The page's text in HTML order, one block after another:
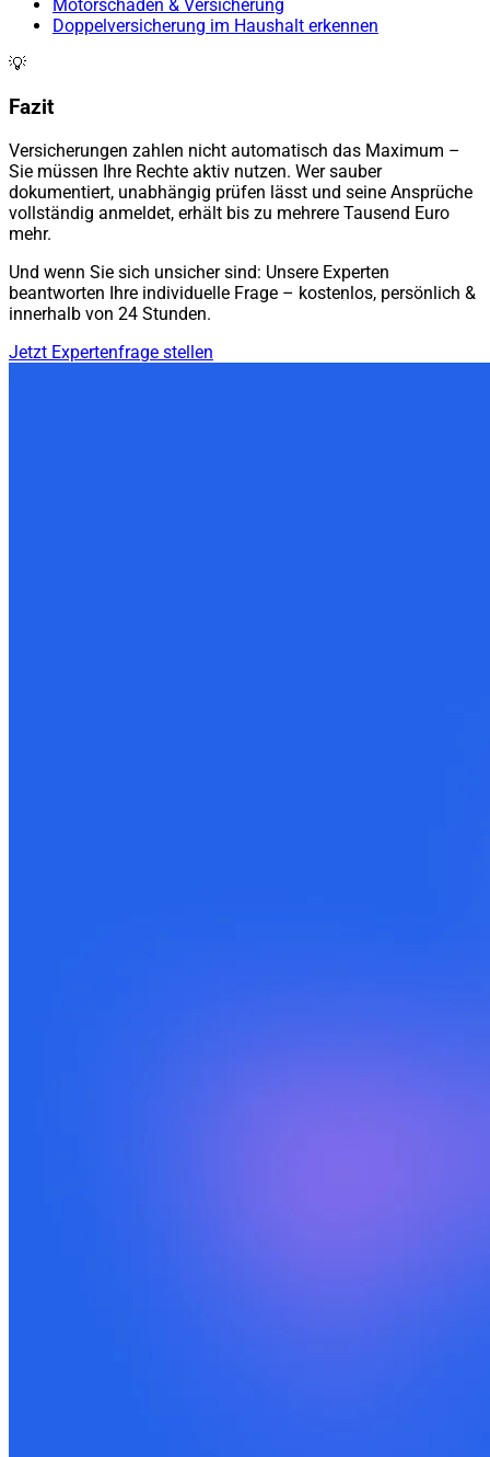
Motorschaden & Versicherung
Doppelversicherung im Haushalt erkennen
💡
Fazit
Versicherungen zahlen nicht automatisch das Maximum –
Sie müssen Ihre Rechte aktiv nutzen. Wer sauber
dokumentiert, unabhängig prüfen lässt und seine Ansprüche
vollständig anmeldet, erhält bis zu mehrere Tausend Euro
mehr.
Und wenn Sie sich unsicher sind: Unsere Experten
beantworten Ihre individuelle Frage – kostenlos, persönlich &
innerhalb von 24 Stunden.
Jetzt Expertenfrage stellen